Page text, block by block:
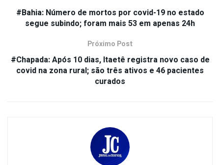
#Bahia: Número de mortos por covid-19 no estado
segue subindo; foram mais 53 em apenas 24h
Próximo Post
#Chapada: Após 10 dias, Itaetê registra novo caso de
covid na zona rural; são três ativos e 46 pacientes
curados